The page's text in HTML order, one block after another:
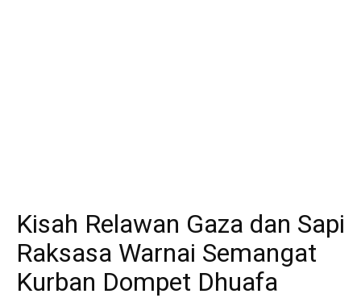
Kisah Relawan Gaza dan Sapi
Raksasa Warnai Semangat
Kurban Dompet Dhuafa